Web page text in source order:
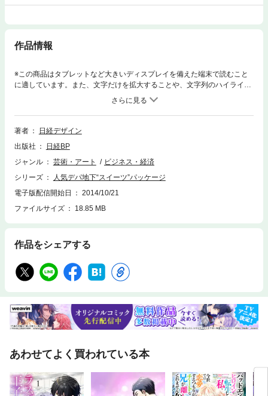
作品情報
※この商品はタブレットなど大きいディスプレイを備えた端末で読むこと
に適しています。また、文字だけを拡大することや、文字列のハイライ
ト、検索、辞書の参照、引用などの機能が使用できません。デパ地下を始
めとする人気ショッピングセンターで販売される菓子のパッケージは、目
にするものがすべて楽しく美しく、そして華やかです。一見華麗なデパ地
下などのスイーツ売り場ですが、その裏では厳しい販売競争が繰り広げら
ぐり抜けたパッケージばかり。本書は2年間にわたって、20以上の百貨店
や人気施設の売り場を徹底調査。現場に足を運びそこで売れているパッケ
パッケージを買い集めました。100を超えるパッケージ事例は、愛される
工夫と知恵の宝庫です。パッケージの企画開発やデザインの参考資料とし
著者
日経デザイン
出版社
日経BP
ジャンル
芸術・アート
ビジネス・経済
シリーズ
人気デパ地下“スイーツ”パッケージ
電子版配信開始日
2014/10/21
ファイルサイズ
18.85 MB
作品をシェアする
あわせてよく買われている本